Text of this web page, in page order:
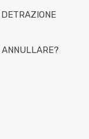
ANNULLARE?